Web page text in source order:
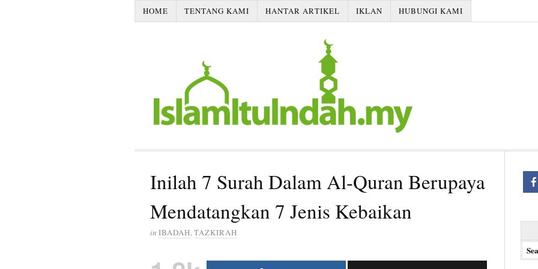
HOME TENTANG KAMI HANTAR ARTIKEL IKLAN HUBUNGI KAMI
Inilah 7 Surah Dalam Al-Quran Berupaya
Mendatangkan 7 Jenis Kebaikan
in IBADAH,TAZKIRAH